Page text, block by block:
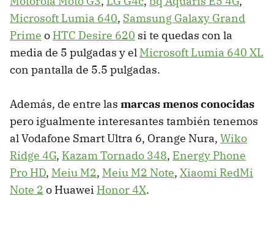
Microsoft Lumia 640, Samsung Galaxy Grand
Prime o HTC Desire 620 si te quedas con la
media de 5 pulgadas y el Microsoft Lumia 640 XL
con pantalla de 5.5 pulgadas.
Además, de entre las marcas menos conocidas
pero igualmente interesantes también tenemos
al Vodafone Smart Ultra 6, Orange Nura, Wiko
Ridge 4G, Kazam Tornado 348, Energy Phone
Pro HD, Meiu M2, Meiu M2 Note, Xiaomi RedMi
Note 2 o Huawei Honor 4X.